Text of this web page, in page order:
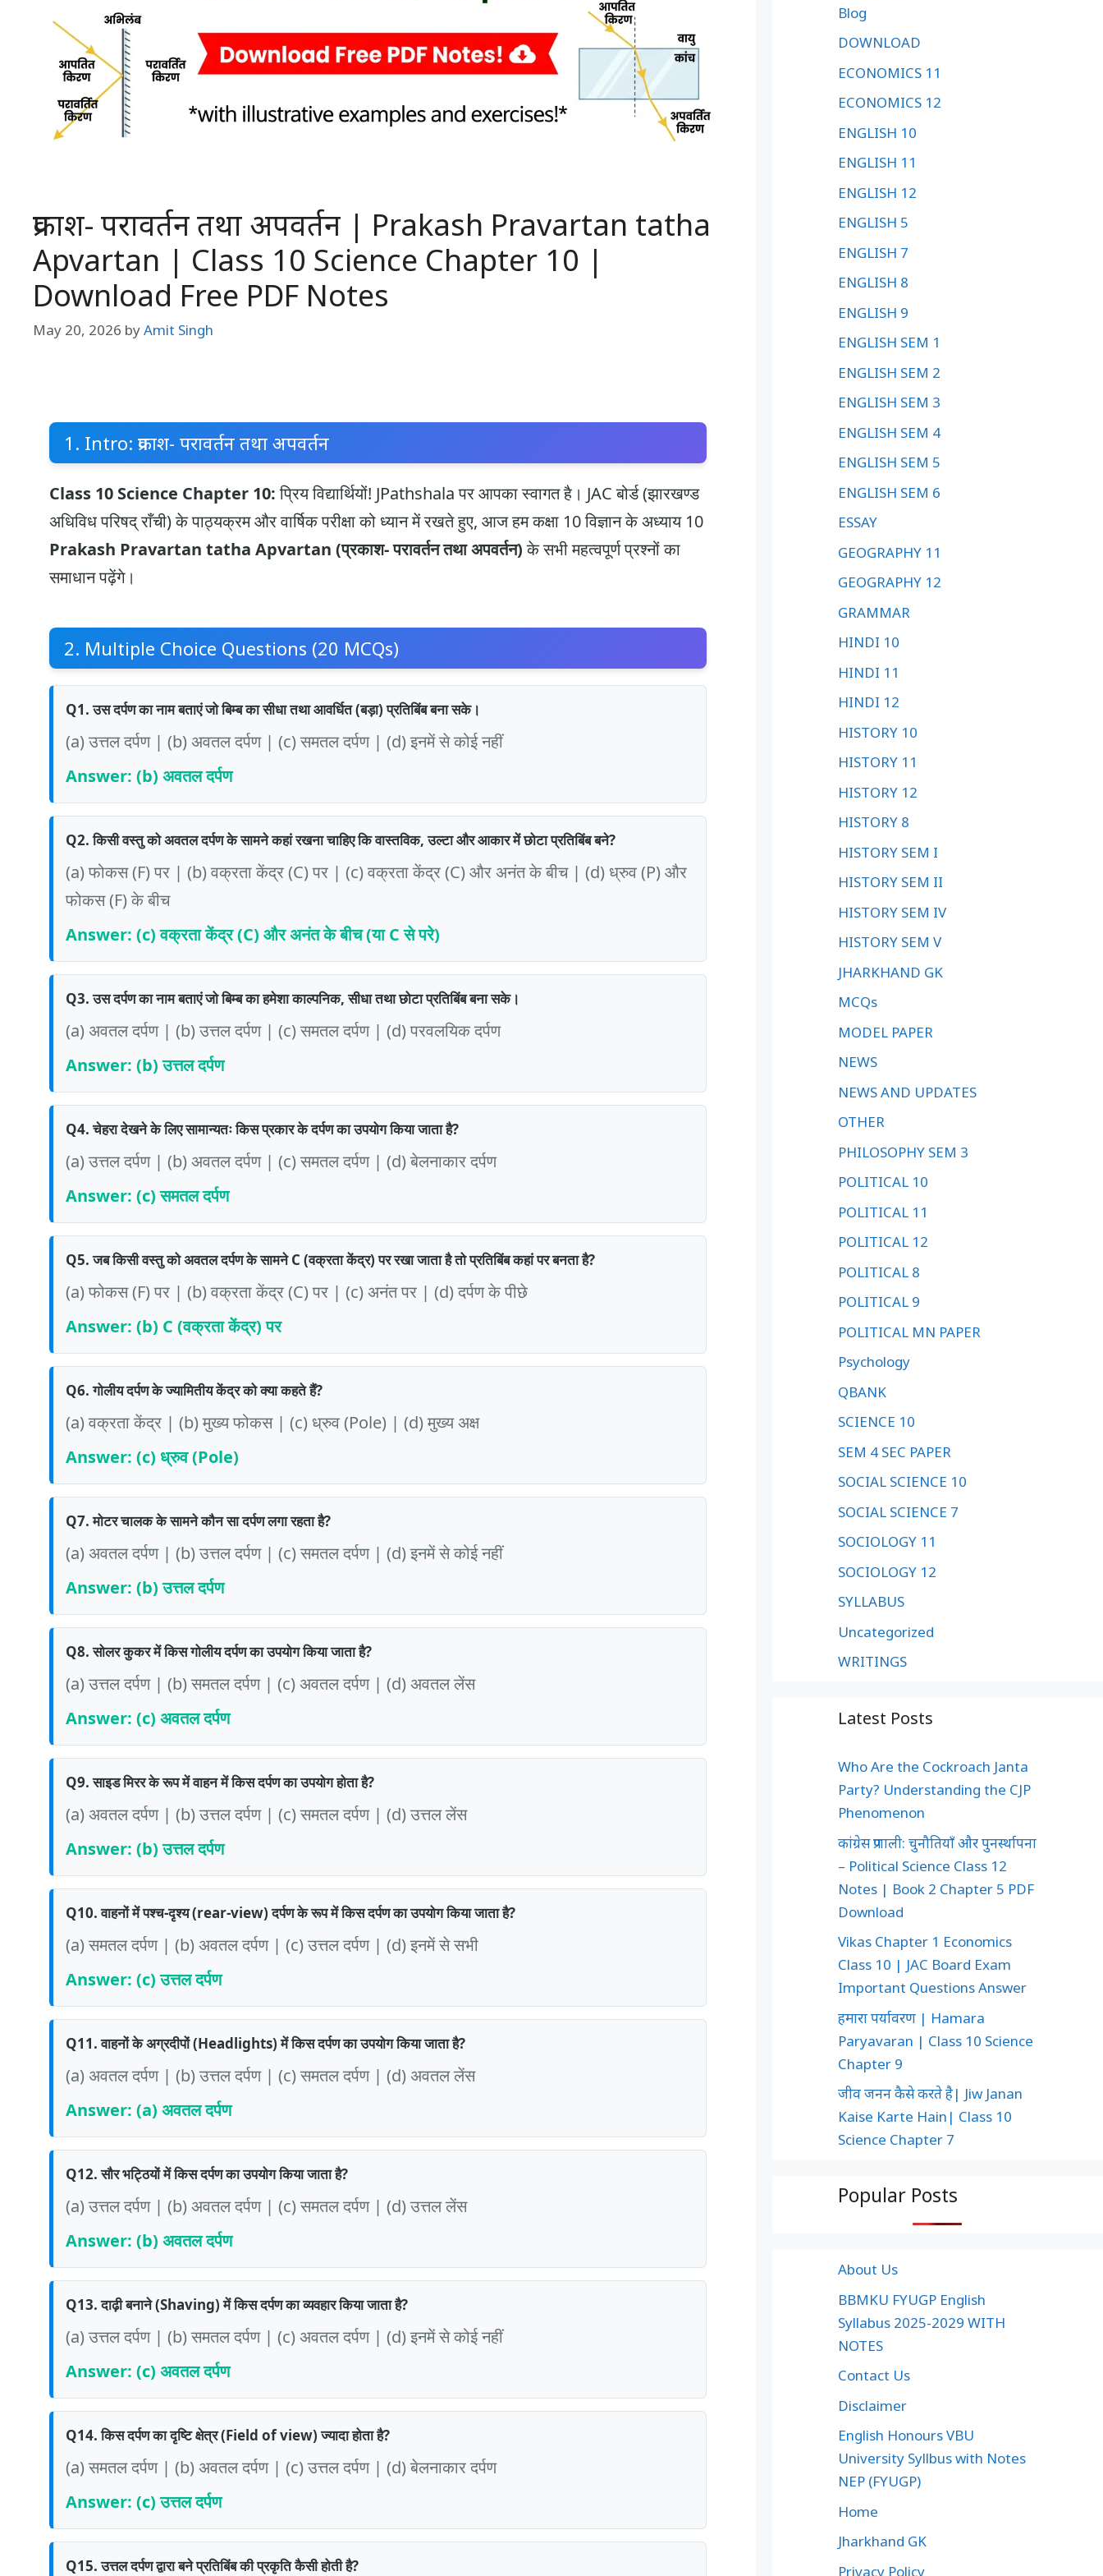
प्रकाश- परावर्तन तथा अपवर्तन | Prakash Pravartan tatha
Apvartan | Class 10 Science Chapter 10 |
Download Free PDF Notes
May 20, 2026 byAmit Singh
1. Intro: प्रकाश- परावर्तन तथा अपवर्तन
Class 10 Science Chapter 10:प्रिय विद्यार्थियों! JPathshala पर आपका स्वागत है। JAC बोर्ड (झारखण्ड
अधिविध परिषद् राँची) के पाठ्यक्रम और वार्षिक परीक्षा को ध्यान में रखते हुए, आज हम कक्षा 10 विज्ञान के अध्याय 10
Prakash Pravartan tatha Apvartan (प्रकाश- परावर्तन तथा अपवर्तन)के सभी महत्वपूर्ण प्रश्नों का
समाधान पढ़ेंगे।
2. Multiple Choice Questions (20 MCQs)
Q1. उस दर्पण का नाम बताएं जो बिम्ब का सीधा तथा आवर्धित (बड़ा) प्रतिबिंब बना सके।
(a) उत्तल दर्पण | (b) अवतल दर्पण | (c) समतल दर्पण | (d) इनमें से कोई नहीं
Answer: (b) अवतल दर्पण
Q2. किसी वस्तु को अवतल दर्पण के सामने कहां रखना चाहिए कि वास्तविक, उल्टा और आकार में छोटा प्रतिबिंब बने?
(a) फोकस (F) पर | (b) वक्रता केंद्र (C) पर | (c) वक्रता केंद्र (C) और अनंत के बीच | (d) ध्रुव (P) और
फोकस (F) के बीच
Answer: (c) वक्रता केंद्र (C) और अनंत के बीच (या C से परे)
Q3. उस दर्पण का नाम बताएं जो बिम्ब का हमेशा काल्पनिक, सीधा तथा छोटा प्रतिबिंब बना सके।
(a) अवतल दर्पण | (b) उत्तल दर्पण | (c) समतल दर्पण | (d) परवलयिक दर्पण
Answer: (b) उत्तल दर्पण
Q4. चेहरा देखने के लिए सामान्यतः किस प्रकार के दर्पण का उपयोग किया जाता है?
(a) उत्तल दर्पण | (b) अवतल दर्पण | (c) समतल दर्पण | (d) बेलनाकार दर्पण
Answer: (c) समतल दर्पण
Q5. जब किसी वस्तु को अवतल दर्पण के सामने C (वक्रता केंद्र) पर रखा जाता है तो प्रतिबिंब कहां पर बनता है?
(a) फोकस (F) पर | (b) वक्रता केंद्र (C) पर | (c) अनंत पर | (d) दर्पण के पीछे
Answer: (b) C (वक्रता केंद्र) पर
Q6. गोलीय दर्पण के ज्यामितीय केंद्र को क्या कहते हैं?
(a) वक्रता केंद्र | (b) मुख्य फोकस | (c) ध्रुव (Pole) | (d) मुख्य अक्ष
Answer: (c) ध्रुव (Pole)
Q7. मोटर चालक के सामने कौन सा दर्पण लगा रहता है?
(a) अवतल दर्पण | (b) उत्तल दर्पण | (c) समतल दर्पण | (d) इनमें से कोई नहीं
Answer: (b) उत्तल दर्पण
Q8. सोलर कुकर में किस गोलीय दर्पण का उपयोग किया जाता है?
(a) उत्तल दर्पण | (b) समतल दर्पण | (c) अवतल दर्पण | (d) अवतल लेंस
Answer: (c) अवतल दर्पण
Q9. साइड मिरर के रूप में वाहन में किस दर्पण का उपयोग होता है?
(a) अवतल दर्पण | (b) उत्तल दर्पण | (c) समतल दर्पण | (d) उत्तल लेंस
Answer: (b) उत्तल दर्पण
Q10. वाहनों में पश्च-दृश्य (rear-view) दर्पण के रूप में किस दर्पण का उपयोग किया जाता है?
(a) समतल दर्पण | (b) अवतल दर्पण | (c) उत्तल दर्पण | (d) इनमें से सभी
Answer: (c) उत्तल दर्पण
Q11. वाहनों के अग्रदीपों (Headlights) में किस दर्पण का उपयोग किया जाता है?
(a) अवतल दर्पण | (b) उत्तल दर्पण | (c) समतल दर्पण | (d) अवतल लेंस
Answer: (a) अवतल दर्पण
Q12. सौर भट्ठियों में किस दर्पण का उपयोग किया जाता है?
(a) उत्तल दर्पण | (b) अवतल दर्पण | (c) समतल दर्पण | (d) उत्तल लेंस
Answer: (b) अवतल दर्पण
Q13. दाढ़ी बनाने (Shaving) में किस दर्पण का व्यवहार किया जाता है?
(a) उत्तल दर्पण | (b) समतल दर्पण | (c) अवतल दर्पण | (d) इनमें से कोई नहीं
Answer: (c) अवतल दर्पण
Q14. किस दर्पण का दृष्टि क्षेत्र (Field of view) ज्यादा होता है?
(a) समतल दर्पण | (b) अवतल दर्पण | (c) उत्तल दर्पण | (d) बेलनाकार दर्पण
Answer: (c) उत्तल दर्पण
Q15. उत्तल दर्पण द्वारा बने प्रतिबिंब की प्रकृति कैसी होती है?
Blog
DOWNLOAD
ECONOMICS 11
ECONOMICS 12
ENGLISH 10
ENGLISH 11
ENGLISH 12
ENGLISH 5
ENGLISH 7
ENGLISH 8
ENGLISH 9
ENGLISH SEM 1
ENGLISH SEM 2
ENGLISH SEM 3
ENGLISH SEM 4
ENGLISH SEM 5
ENGLISH SEM 6
ESSAY
GEOGRAPHY 11
GEOGRAPHY 12
GRAMMAR
HINDI 10
HINDI 11
HINDI 12
HISTORY 10
HISTORY 11
HISTORY 12
HISTORY 8
HISTORY SEM I
HISTORY SEM II
HISTORY SEM IV
HISTORY SEM V
JHARKHAND GK
MCQs
MODEL PAPER
NEWS
NEWS AND UPDATES
OTHER
PHILOSOPHY SEM 3
POLITICAL 10
POLITICAL 11
POLITICAL 12
POLITICAL 8
POLITICAL 9
POLITICAL MN PAPER
Psychology
QBANK
SCIENCE 10
SEM 4 SEC PAPER
SOCIAL SCIENCE 10
SOCIAL SCIENCE 7
SOCIOLOGY 11
SOCIOLOGY 12
SYLLABUS
Uncategorized
WRITINGS
Latest Posts
Who Are the Cockroach Janta
Party? Understanding the CJP
Phenomenon
कांग्रेस प्रणाली: चुनौतियाँ और पुनर्स्थापना
– Political Science Class 12
Notes | Book 2 Chapter 5 PDF
Download
Vikas Chapter 1 Economics
Class 10 | JAC Board Exam
Important Questions Answer
हमारा पर्यावरण | Hamara
Paryavaran | Class 10 Science
Chapter 9
जीव जनन कैसे करते है| Jiw Janan
Kaise Karte Hain| Class 10
Science Chapter 7
Popular Posts
About Us
BBMKU FYUGP English
Syllabus 2025-2029 WITH
NOTES
Contact Us
Disclaimer
English Honours VBU
University Syllbus with Notes
NEP (FYUGP)
Home
Jharkhand GK
Privacy Policy